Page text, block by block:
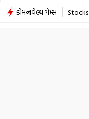
કોમનવેલ્થ ગેમ્સ Stocks